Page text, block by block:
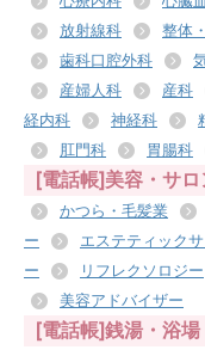
放射線科
整体
歯科口腔外科
産婦人科
産科
経内科
神経科
肛門科
胃腸科
[電話帳]美容・サロ
かつら・毛髪業
ー
エステティック
ー
リフレクソロジー
美容アドバイザー
[電話帳]銭湯・浴場